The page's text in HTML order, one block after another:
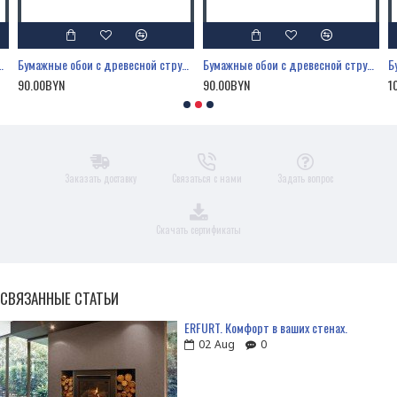
Бумажные обои с древесной стружкой Erfurt Rauhfaser 40
90.00BYN
Бумажные обои с древесной стружкой Erfurt Rauhfaser 52
90.00BYN
Заказать доставку Связаться с нами Задать вопрос
Скачать сертификаты
СВЯЗАННЫЕ СТАТЬИ
ERFURT. Комфорт в ваших стенах.
02 Aug 0